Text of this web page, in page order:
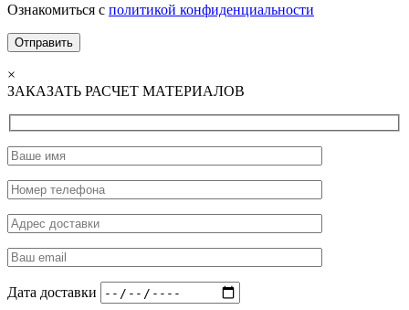
Ознакомиться с политикой конфиденциальности
×
ЗАКАЗАТЬ РАСЧЕТ МАТЕРИАЛОВ
Дата доставки